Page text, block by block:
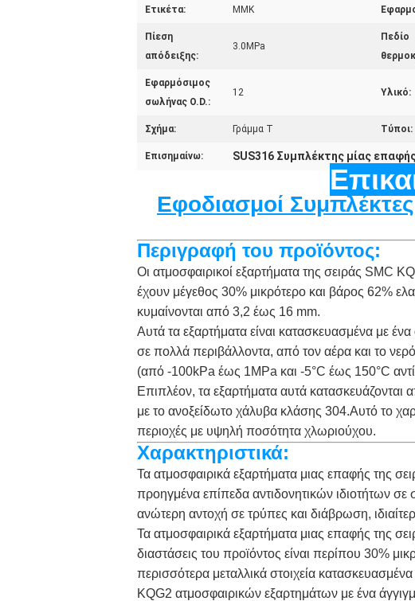
Ετικέτα: ΜΜΚ
Πίεση
απόδειξης:
3.0MPa
Πεδίο
Εφαρμόσιμος
σωλήνας O.D.:
12 Υλικό:
Σχήμα: Γράμμα Τ Τύποι:
Επισημαίνω: SUS316 Συμπλέκτης μίας
Εφοδιασμοί
Περιγραφή του προϊόντος:
Οι ατμοσφαιρικοί εξαρτήματα της σειράς SMC
έχουν μέγεθος 30% μικρότερο και βάρος 62%
κυμαίνονται από 3,2 έως 16 mm.
Αυτά τα εξαρτήματα είναι κατασκευασμένα με
σε πολλά περιβάλλοντα, από τον αέρα και το
(από -100kPa έως 1MPa και -5°C έως 150°C
Επιπλέον, τα εξαρτήματα αυτά κατασκευάζονται
με το ανοξείδωτο χάλυβα κλάσης 304.Αυτό το
περιοχές με υψηλή ποσότητα χλωριούχου.
Χαρακτηριστικά:
Τα ατμοσφαιρικά εξαρτήματα μιας επαφής της
προηγμένα επίπεδα αντιδονητικών ιδιοτήτων
ανώτερη αντοχή σε τρύπες και διάβρωση,
Τα ατμοσφαιρικά εξαρτήματα μιας επαφής της
διαστάσεις του προϊόντος είναι περίπου 30%
περισσότερα μεταλλικά στοιχεία
KQG2 ατμοσφαιρικών εξαρτημάτων με ένα